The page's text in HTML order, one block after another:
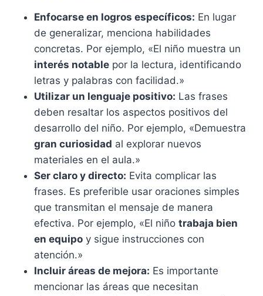
Enfocarse en logros específicos: En lugar
de generalizar, menciona habilidades
concretas. Por ejemplo, «El niño muestra un
interés notable por la lectura, identificando
letras y palabras con facilidad.»
Utilizar un lenguaje positivo: Las frases
deben resaltar los aspectos positivos del
desarrollo del niño. Por ejemplo, «Demuestra
gran curiosidad al explorar nuevos
materiales en el aula.»
Ser claro y directo: Evita complicar las
frases. Es preferible usar oraciones simples
que transmitan el mensaje de manera
efectiva. Por ejemplo, «El niño trabaja bien
en equipo y sigue instrucciones con
atención.»
Incluir áreas de mejora: Es importante
mencionar las áreas que necesitan